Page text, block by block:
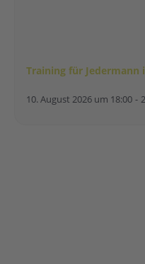
Training für Jedermann
10. August 2026 um 18:00 -